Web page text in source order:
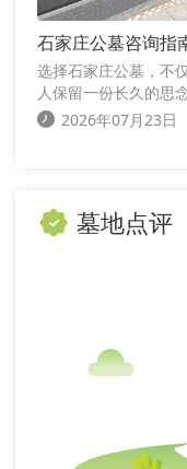
石家庄公墓咨询指
思念拥有长久安放
选择石家庄公墓，不
人保留一份长久的思
只关注墓位价格，而
2026年07月23日
墓地点评